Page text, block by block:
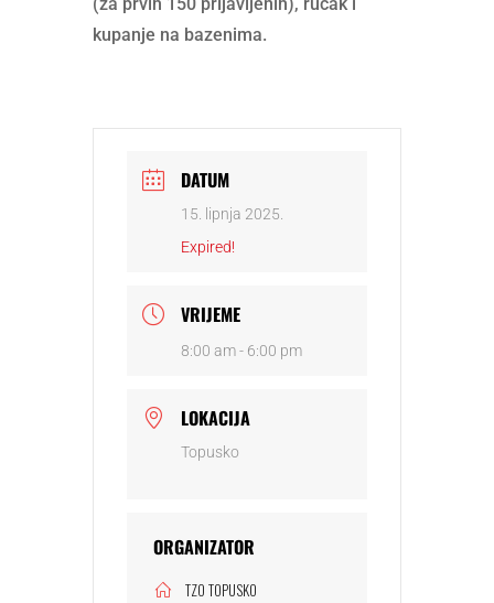
(za prvih 150 prijavljenih), ručak i
kupanje na bazenima.
DATUM
15. lipnja 2025.
Expired!
VRIJEME
8:00 am - 6:00 pm
LOKACIJA
Topusko
ORGANIZATOR
TZO TOPUSKO